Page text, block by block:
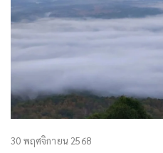
30 พฤศจิกายน 2568